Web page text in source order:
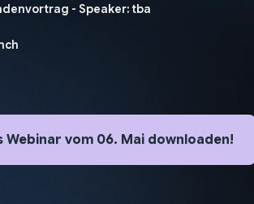
- Speaker: tba
Webinar vom 06. Mai downloaden!